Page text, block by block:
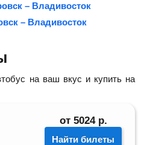
– Владивосток
– Владивосток
на ваш вкус и купить на
от 5024 р.
Найти билеты